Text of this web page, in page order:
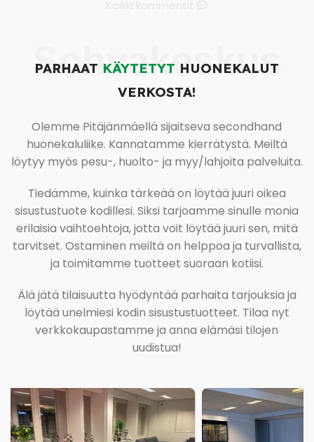
Sohvakeskus
PARHAAT KÄYTETYT HUONEKALUT
VERKOSTA!
Olemme Pitäjänmäellä sijaitseva secondhand
huonekaluliike. Kannatamme kierrätystä. Meiltä
löytyy myös pesu-, huolto- ja myy/lahjoita palveluita.
Tiedämme, kuinka tärkeää on löytää juuri oikea
sisustustuote kodillesi. Siksi tarjoamme sinulle monia
erilaisia vaihtoehtoja, jotta voit löytää juuri sen, mitä
tarvitset. Ostaminen meiltä on helppoa ja turvallista,
ja toimitamme tuotteet suoraan kotiisi.
Älä jätä tilaisuutta hyödyntää parhaita tarjouksia ja
löytää unelmiesi kodin sisustustuotteet. Tilaa nyt
verkkokaupastamme ja anna elämäsi tilojen
uudistua!